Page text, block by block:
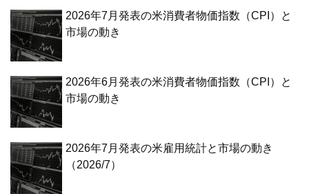
2026年7月発表の米消費者物価指数（CPI）と
市場の動き
2026年6月発表の米消費者物価指数（CPI）と
市場の動き
2026年7月発表の米雇用統計と市場の動き
（2026/7）